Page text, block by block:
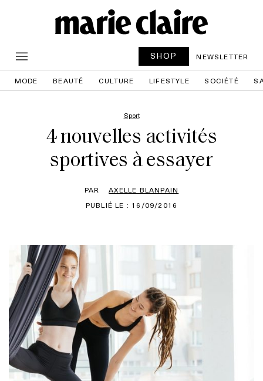
SHOP NEWSLETTER
MODE BEAUTÉ CULTURE LIFESTYLE SOCIÉTÉ
Sport
4 nouvelles activités
sportives à essayer
PAR
AXELLE BLANPAIN
PUBLIÉ LE : 16/09/2016